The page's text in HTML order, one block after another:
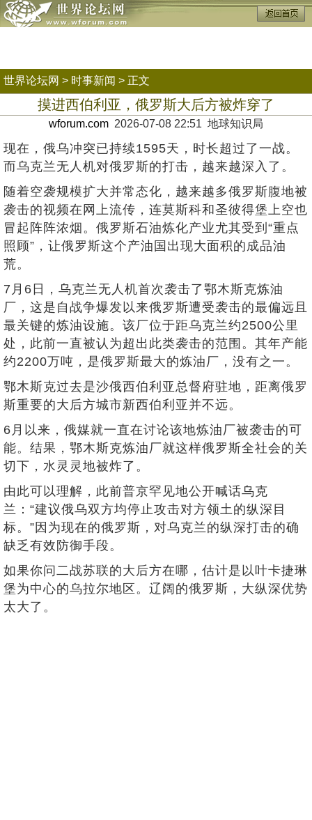
世界论坛网 > 时事新闻 > 正文
摸进西伯利亚，俄罗斯大后方被炸穿了
wforum.com 2026-07-08 22:51 地球知识局
现在，俄乌冲突已持续1595天，时长超过了一战。
而乌克兰无人机对俄罗斯的打击，越来越深入了。
随着空袭规模扩大并常态化，越来越多俄罗斯腹地被
袭击的视频在网上流传，连莫斯科和圣彼得堡上空也
冒起阵阵浓烟。俄罗斯石油炼化产业尤其受到“重点
照顾”，让俄罗斯这个产油国出现大面积的成品油
荒。
7月6日，乌克兰无人机首次袭击了鄂木斯克炼油
厂，这是自战争爆发以来俄罗斯遭受袭击的最偏远且
最关键的炼油设施。该厂位于距乌克兰约2500公里
处，此前一直被认为超出此类袭击的范围。其年产能
约2200万吨，是俄罗斯最大的炼油厂，没有之一。
鄂木斯克过去是沙俄西伯利亚总督府驻地，距离俄罗
斯重要的大后方城市新西伯利亚并不远。
6月以来，俄媒就一直在讨论该地炼油厂被袭击的可
能。结果，鄂木斯克炼油厂就这样俄罗斯全社会的关
切下，水灵灵地被炸了。
由此可以理解，此前普京罕见地公开喊话乌克
兰：“建议俄乌双方均停止攻击对方领土的纵深目
标。”因为现在的俄罗斯，对乌克兰的纵深打击的确
缺乏有效防御手段。
如果你问二战苏联的大后方在哪，估计是以叶卡捷琳
堡为中心的乌拉尔地区。辽阔的俄罗斯，大纵深优势
太大了。